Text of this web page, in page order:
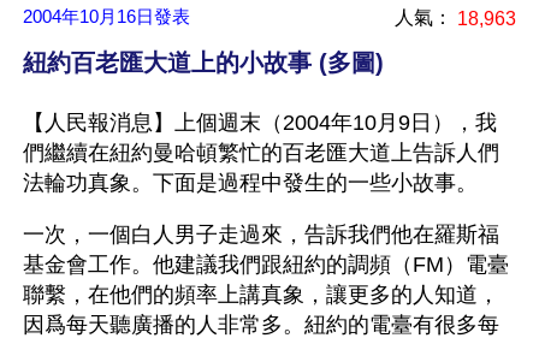
2004年10月16日發表 人氣： 18,963
紐約百老匯大道上的小故事 (多圖)
【人民報消息】上個週末（2004年10月9日），我
們繼續在紐約曼哈頓繁忙的百老匯大道上告訴人們
法輪功真象。下面是過程中發生的一些小故事。
一次，一個白人男子走過來，告訴我們他在羅斯福
基金會工作。他建議我們跟紐約的調頻（FM）電臺
聯繫，在他們的頻率上講真象，讓更多的人知道，
因爲每天聽廣播的人非常多。紐約的電臺有很多每